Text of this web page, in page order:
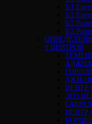
5/1
5/2
6/2
6/3
9 ЦЕНТРОВ
ДЖИ-
ЦЕНТР
ЭГО
ЦЕНТР